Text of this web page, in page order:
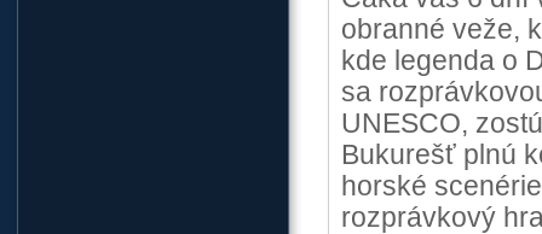
obranné veže,
kde legenda o
sa
UNESCO,
Bukurešť plnú
horské
rozprávkový